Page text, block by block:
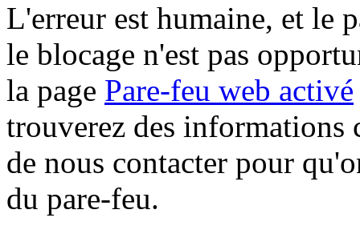
L'erreur est humaine, et le
le blocage n'est pas
la page Pare-feu web activé
trouverez des informations
de nous contacter pour
du pare-feu.